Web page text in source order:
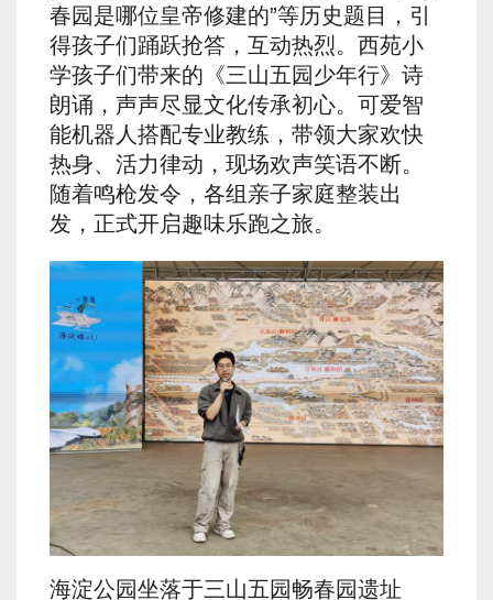
春园是哪位皇帝修建的”等历史题目，引
得孩子们踊跃抢答，互动热烈。西苑小
学孩子们带来的《三山五园少年行》诗
朗诵，声声尽显文化传承初心。可爱智
能机器人搭配专业教练，带领大家欢快
热身、活力律动，现场欢声笑语不断。
随着鸣枪发令，各组亲子家庭整装出
发，正式开启趣味乐跑之旅。
海淀公园坐落于三山五园畅春园遗址